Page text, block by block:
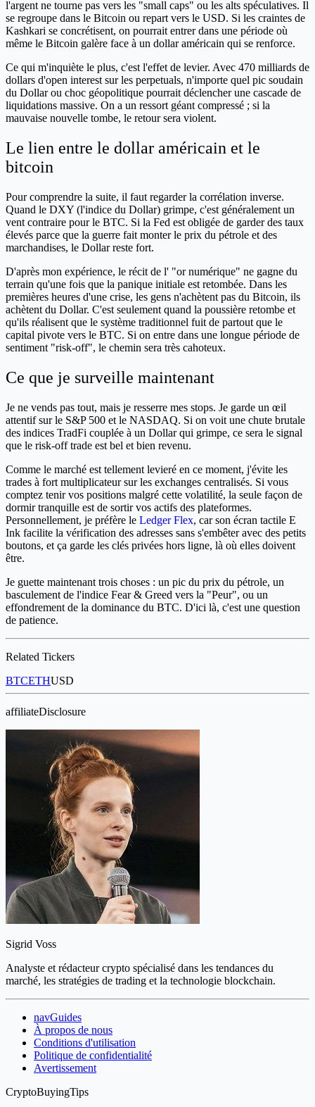
l'argent ne tourne pas vers les "small caps" ou les alts spéculatives. Il
se regroupe dans le Bitcoin ou repart vers le USD. Si les craintes de
Kashkari se concrétisent, on pourrait entrer dans une période où
même le Bitcoin galère face à un dollar américain qui se renforce.
Ce qui m'inquiète le plus, c'est l'effet de levier. Avec 470 milliards de
dollars d'open interest sur les perpetuals, n'importe quel pic soudain
du Dollar ou choc géopolitique pourrait déclencher une cascade de
liquidations massive. On a un ressort géant compressé ; si la
mauvaise nouvelle tombe, le retour sera violent.
Le lien entre le dollar américain et le
bitcoin
Pour comprendre la suite, il faut regarder la corrélation inverse.
Quand le DXY (l'indice du Dollar) grimpe, c'est généralement un
vent contraire pour le BTC. Si la Fed est obligée de garder des taux
élevés parce que la guerre fait monter le prix du pétrole et des
marchandises, le Dollar reste fort.
D'après mon expérience, le récit de l' "or numérique" ne gagne du
terrain qu'une fois que la panique initiale est retombée. Dans les
premières heures d'une crise, les gens n'achètent pas du Bitcoin, ils
achètent du Dollar. C'est seulement quand la poussière retombe et
qu'ils réalisent que le système traditionnel fuit de partout que le
capital pivote vers le BTC. Si on entre dans une longue période de
sentiment "risk-off", le chemin sera très cahoteux.
Ce que je surveille maintenant
Je ne vends pas tout, mais je resserre mes stops. Je garde un œil
attentif sur le S&P 500 et le NASDAQ. Si on voit une chute brutale
des indices TradFi couplée à un Dollar qui grimpe, ce sera le signal
que le risk-off trade est bel et bien revenu.
Comme le marché est tellement levieré en ce moment, j'évite les
trades à fort multiplicateur sur les exchanges centralisés. Si vous
comptez tenir vos positions malgré cette volatilité, la seule façon de
dormir tranquille est de sortir vos actifs des plateformes.
Personnellement, je préfère le Ledger Flex, car son écran tactile E
Ink facilite la vérification des adresses sans s'embêter avec des petits
boutons, et ça garde les clés privées hors ligne, là où elles doivent
être.
Je guette maintenant trois choses : un pic du prix du pétrole, un
basculement de l'indice Fear & Greed vers la "Peur", ou un
effondrement de la dominance du BTC. D'ici là, c'est une question
de patience.
Related Tickers
BTCETHUSD
affiliateDisclosure
Sigrid Voss
Analyste et rédacteur crypto spécialisé dans les tendances du
marché, les stratégies de trading et la technologie blockchain.
navGuides
À propos de nous
Conditions d'utilisation
Politique de confidentialité
Avertissement
CryptoBuyingTips